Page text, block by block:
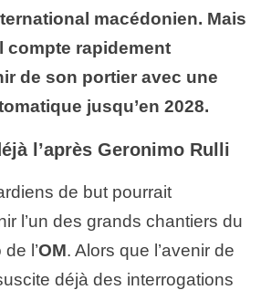
macédonien. Mais
compte rapidement
de son portier avec une
jusqu’en 2028.
l’après Geronimo Rulli
de but pourrait
l’un des grands chantiers du
l’OM. Alors que l’avenir de
déjà des interrogations